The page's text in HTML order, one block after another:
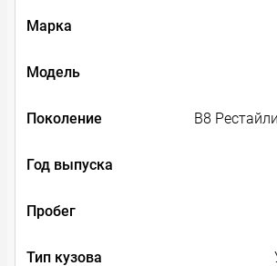
Марка
Модель
Поколение B8
Год выпуска
Пробег
Тип кузова